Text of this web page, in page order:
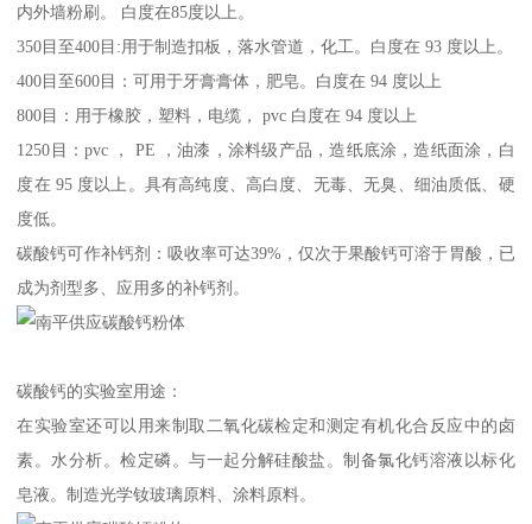
内外墙粉刷。 白度在85度以上。
350目至400目:用于制造扣板，落水管道，化工。白度在 93 度以上。
400目至600目：可用于牙膏膏体，肥皂。白度在 94 度以上
800目：用于橡胶，塑料，电缆， pvc 白度在 94 度以上
1250目：pvc ， PE ，油漆，涂料级产品，造纸底涂，造纸面涂，白
度在 95 度以上。具有高纯度、高白度、无毒、无臭、细油质低、硬
度低。
碳酸钙可作补钙剂：吸收率可达39%，仅次于果酸钙可溶于胃酸，已
成为剂型多、应用多的补钙剂。
碳酸钙的实验室用途：
在实验室还可以用来制取二氧化碳检定和测定有机化合反应中的卤
素。水分析。检定磷。与一起分解硅酸盐。制备氯化钙溶液以标化
皂液。制造光学钕玻璃原料、涂料原料。